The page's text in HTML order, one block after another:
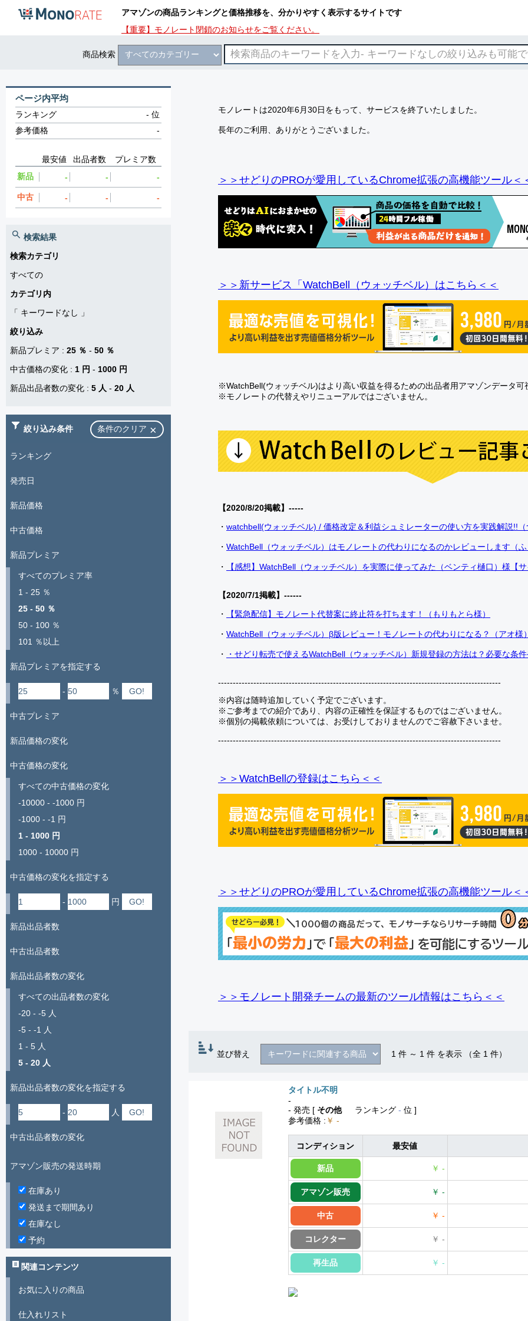
アマゾンの商品ランキングと価格推移を、分かりやすく表示するサイトです
【重要】モノレート閉鎖のお知らせをご覧ください。
商品検索
モノレートは2020年6月30日をもって、サービスを終了いたしました。
長年のご利用、ありがとうございました。
＞＞せどりのPROが愛用しているChrome拡張の高機能ツール＜
＞＞新サービス「WatchBell（ウォッチベル）はこちら＜＜
※WatchBell(ウォッチベル)はより高い収益を得るための出品者用アマゾンデータ可
※モノレートの代替えやリニューアルではございません。
【2020/8/20掲載】-----
・ watchbell(ウォッチベル) / 価格改定＆利益シュミレーターの使い方を実践解説!!
・ WatchBell（ウォッチベル）はモノレートの代わりになるのかレビューします（
・ 【感想】WatchBell（ウォッチベル）を実際に使ってみた（ベンティ樋口）様【
【2020/7/1掲載】------
・
【緊急配信】モノレート代替案に終止符を打ちます！（もりもとら様）
・ WatchBell（ウォッチベル）β版レビュー！モノレートの代わりになる？（アオ様
・ ・せどり転売で使えるWatchBell（ウォッチベル）新規登録の方法は？必要な条
------------------------------------------------------------------------------------------------
※内容は随時追加していく予定でございます。
※ご参考までの紹介であり、内容の正確性を保証するものではございません。
※個別の掲載依頼については、お受けしておりませんのでご容赦下さいませ。
------------------------------------------------------------------------------------------------
＞＞WatchBellの登録はこちら＜＜
＞＞せどりのPROが愛用しているChrome拡張の高機能ツール＜
＞＞モノレート開発チームの最新のツール情報はこちら＜＜
並び替え 1 件 ～ 1 件 を表示 （全 1 件）
タイトル不明
-
- 発売 [ その他 ランキング - 位 ]
参考価格 : ￥ -
コンディション 最安値
新品 ￥ -
アマゾン販売 ￥ -
中古 ￥ -
コレクター ￥ -
再生品 ￥ -
ページ内平均
ランキング -位
参考価格
-
最安値 出品者数
プレミア数
新品
- - -
中古 - - -
検索結果
検索カテゴリ
すべての
カテゴリ内
「 キーワードなし
」
絞り込み
新品プレミア : 25 ％ - 50 ％
中古価格の変化 : 1 円 - 1000 円
新品出品者数の変化 : 5 人 - 20 人
絞り込み条件 条件のクリア
ランキング
発売日
新品価格
中古価格
新品プレミア
すべてのプレミア率
1 - 25 ％
25 - 50 ％
50 - 100 ％
101 ％以上
新品プレミアを指定する
- ％
中古プレミア
新品価格の変化
中古価格の変化
すべての中古価格の変化
-10000 - -1000 円
-1000 - -1 円
1 - 1000 円
1000 - 10000 円
中古価格の変化を指定する
- 円
新品出品者数
中古出品者数
新品出品者数の変化
すべての出品者数の変化
-20 - -5 人
-5 - -1 人
1 - 5 人
5 - 20 人
新品出品者数の変化を指定する
- 人
中古出品者数の変化
アマゾン販売の発送時期
在庫あり
発送まで期間あり
在庫なし
予約
関連コンテンツ
お気に入りの商品
仕入れリスト